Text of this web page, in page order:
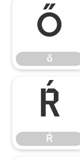
ő
ő
Ŕ
Ŕ